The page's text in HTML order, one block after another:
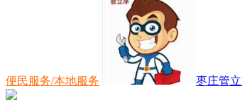
便民服务/本地服务 枣庄管